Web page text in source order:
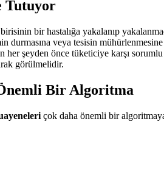
Tutuyor
bir hastalığa yakalanıp
durmasına veya tesisin
her şeyden önce tüketiciye karşı
görülmelidir.
Bir Algoritma
çok daha önemli bir